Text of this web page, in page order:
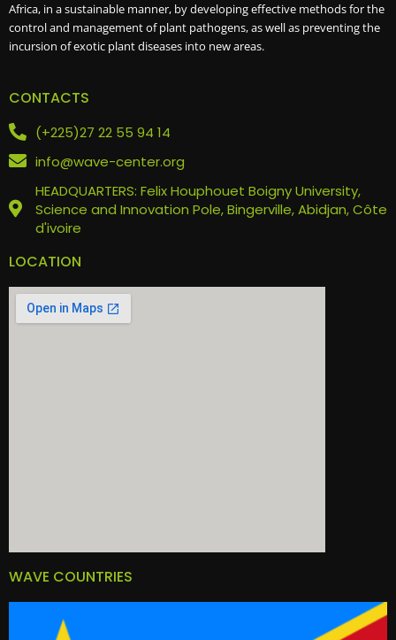
Africa, in a sustainable manner, by developing effective methods for the
control and management of plant pathogens, as well as preventing the
incursion of exotic plant diseases into new areas.
CONTACTS
(+225)27 22 55 94 14
info@wave-center.org
HEADQUARTERS: Felix Houphouet Boigny University,
Science and Innovation Pole, Bingerville, Abidjan, Côte
d'ivoire
LOCATION
WAVE COUNTRIES